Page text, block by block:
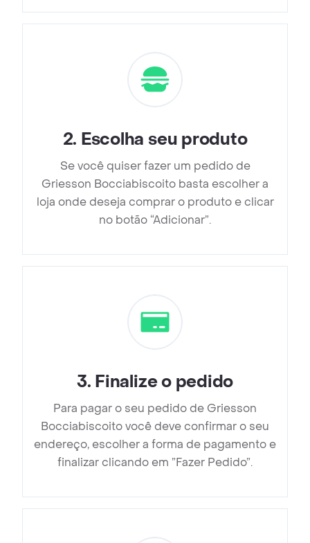
2. Escolha seu produto
Se você quiser fazer um pedido de
Griesson Bocciabiscoito basta escolher a
loja onde deseja comprar o produto e clicar
no botão “Adicionar”.
3. Finalize o pedido
Para pagar o seu pedido de Griesson
Bocciabiscoito você deve confirmar o seu
endereço, escolher a forma de pagamento e
finalizar clicando em ”Fazer Pedido”.